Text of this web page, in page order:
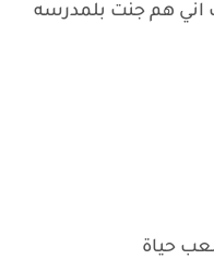
هم جنت بلمدرسه
حياة